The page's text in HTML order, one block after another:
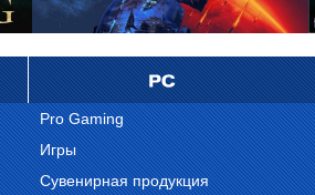
PC
Pro Gaming
Игры
Сувенирная продукция